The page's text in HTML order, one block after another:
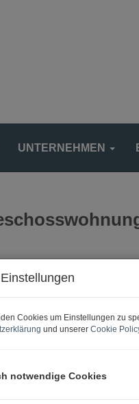
UNTERNEHMEN
Cookies um Einstellungen zu
und unserer Cookie
notwendige Cookies